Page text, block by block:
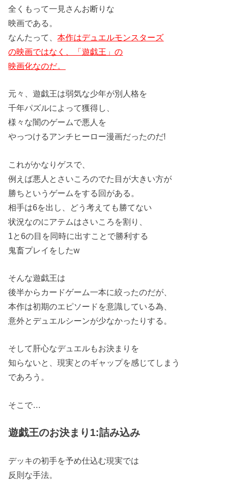
全くもって一見さんお断りな
映画である。
なんたって、本作はデュエルモンスターズ
の映画ではなく、「遊戯王」の
映画化なのだ。
元々、遊戯王は弱気な少年が別人格を
千年パズルによって獲得し、
様々な闇のゲームで悪人を
やっつけるアンチヒーロー漫画だったのだ!
これがかなりゲスで、
例えば悪人とさいころのでた目が大きい方が
勝ちというゲームをする回がある。
相手は6を出し、どう考えても勝てない
状況なのにアテムはさいころを割り、
1と6の目を同時に出すことで勝利する
鬼畜プレイをしたw
そんな遊戯王は
後半からカードゲーム一本に絞ったのだが、
本作は初期のエピソードを意識している為、
意外とデュエルシーンが少なかったりする。
そして肝心なデュエルもお決まりを
知らないと、現実とのギャップを感じてしまう
であろう。
そこで…
遊戯王のお決まり1:詰み込み
デッキの初手を予め仕込む現実では
反則な手法。